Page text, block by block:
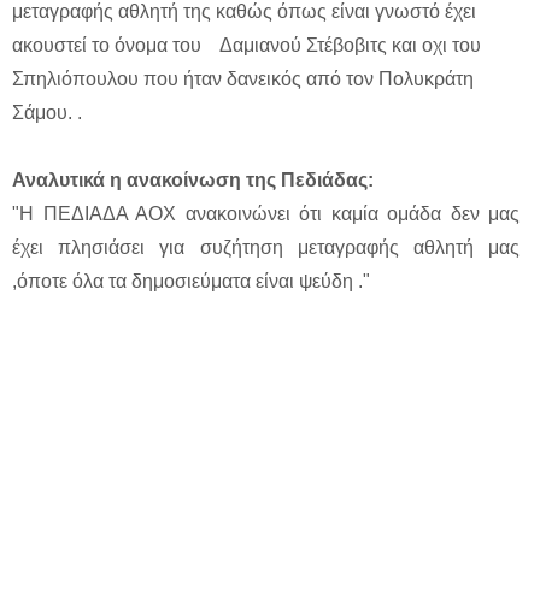
μεταγραφής αθλητή της καθώς όπως είναι γνωστό έχει
ακουστεί το όνομα του Δαμιανού Στέβοβιτς και οχι του
Σπηλιόπουλου που ήταν δανεικός από τον Πολυκράτη
Σάμου. .
Αναλυτικά η ανακοίνωση της Πεδιάδας:
"Η ΠΕΔΙΑΔΑ ΑΟΧ ανακοινώνει ότι καμία ομάδα δεν μας
έχει πλησιάσει για συζήτηση μεταγραφής αθλητή μας
,όποτε όλα τα δημοσιεύματα είναι ψεύδη ."